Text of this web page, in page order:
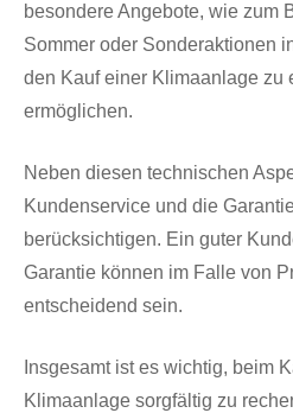
besondere Angebote, wie zum
Sommer oder Sonderaktionen
den Kauf einer Klimaanlage zu
ermöglichen.
Neben diesen technischen
Kundenservice und die
berücksichtigen. Ein guter
Garantie können im Falle von
entscheidend sein.
Insgesamt ist es wichtig, beim
Klimaanlage sorgfältig zu